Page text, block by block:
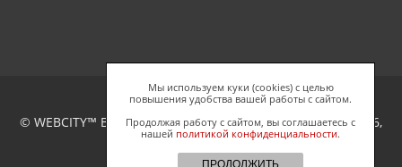
© WEBCITY™ Business Network, ООО "Спайдерс Веб", 2026,
Все права защищены.
Мы используем куки (cookies) с целью
повышения удобства вашей работы с сайтом.
Продолжая работу с сайтом, вы соглашаетесь с
нашей политикой конфиденциальности.
ПРОДОЛЖИТЬ